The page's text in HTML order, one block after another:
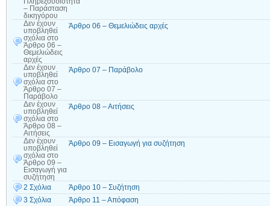
– Παράσταση
δικηγόρου
Δεν έχουν
υποβληθεί
σχόλια στο
Άρθρο 06 –
Θεμελιώδεις
αρχές
Άρθρο 06 – Θεμελιώδεις αρχές
Δεν έχουν
υποβληθεί
σχόλια στο
Άρθρο 07 –
Παράβολο
Άρθρο 07 – Παράβολο
Δεν έχουν
υποβληθεί
σχόλια στο
Άρθρο 08 –
Αιτήσεις
Άρθρο 08 – Αιτήσεις
Δεν έχουν
υποβληθεί
σχόλια στο
Άρθρο 09 –
Εισαγωγή για
συζήτηση
Άρθρο 09 – Εισαγωγή για συζήτηση
2 Σχόλια
Άρθρο 10 – Συζήτηση
3 Σχόλια
Άρθρο 11 – Απόφαση